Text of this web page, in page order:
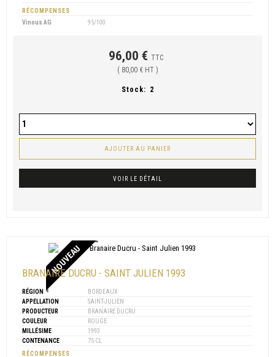
RÉCOMPENSES
Vinous AG
95/100
96,00 € TTC
( 80,00 € HT )
Stock: 2
AJOUTER AU PANIER
VOIR LE DÉTAIL
NOUVEAU
BRANAIRE DUCRU - SAINT JULIEN 1993
RÉGION
BORDEAUX
APPELLATION
SAINT-JULIEN
PRODUCTEUR
BRANAIRE DUCRU
COULEUR
ROUGE
MILLÉSIME
1993
CONTENANCE
75 CL
RÉCOMPENSES